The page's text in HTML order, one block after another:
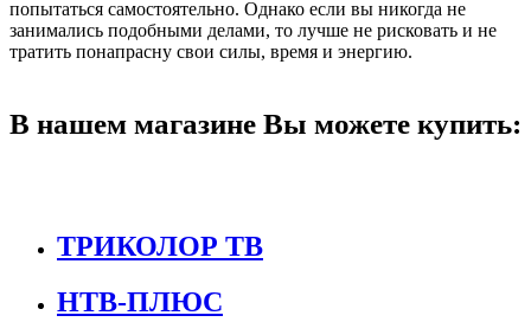
попытаться самостоятельно. Однако если вы никогда не
занимались подобными делами, то лучше не рисковать и не
тратить понапрасну свои силы, время и энергию.
В нашем магазине Вы можете купить:
ТРИКОЛОР ТВ
НТВ-ПЛЮС